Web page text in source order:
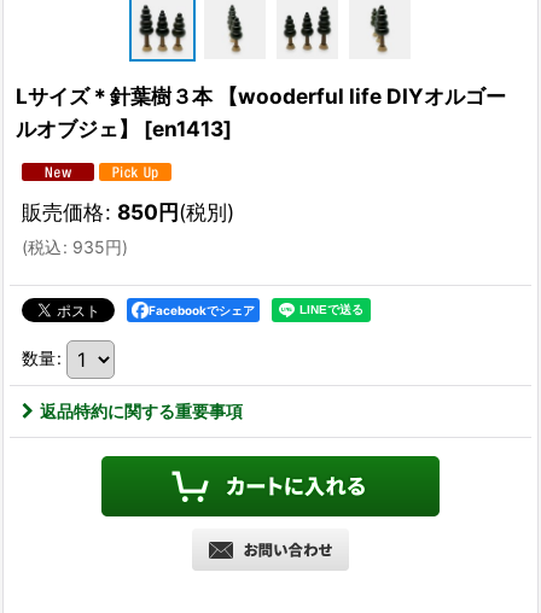
Lサイズ＊針葉樹３本 【wooderful life DIYオルゴー
ルオブジェ】
[en1413]
販売価格: 850円(税別)
(税込: 935円)
Facebookでシェア
数量:
返品特約に関する重要事項